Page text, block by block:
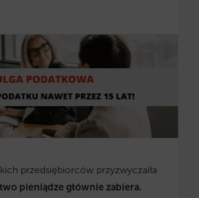
przedsiębiorców przyzwyczaiła
pieniądze głównie zabiera.